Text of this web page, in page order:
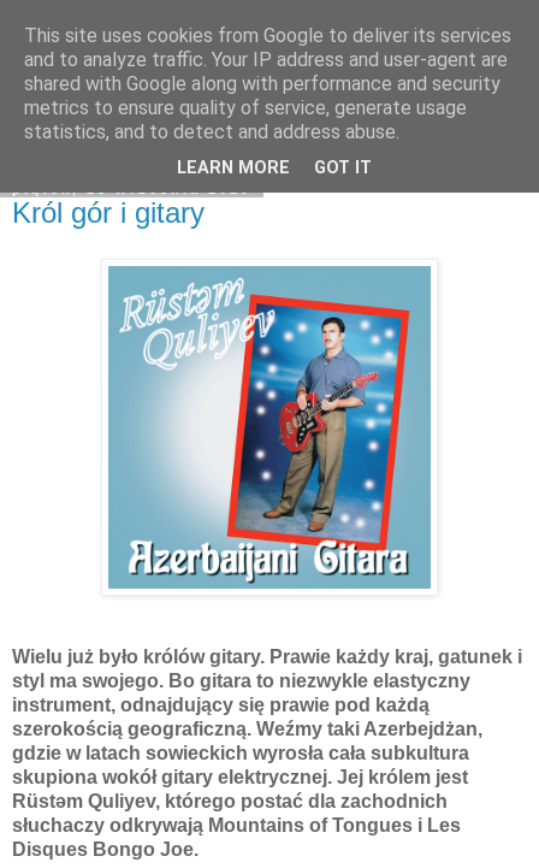
Na obrzeżach
Król gór i gitary
Wielu już było królów gitary. Prawie każdy kraj, gatunek i
styl ma swojego. Bo gitara to niezwykle elastyczny
instrument, odnajdujący się prawie pod każdą
szerokością geograficzną. Weźmy taki Azerbejdżan,
gdzie w latach sowieckich wyrosła cała subkultura
skupiona wokół gitary elektrycznej. Jej królem jest
Rüstəm Quliyev, którego postać dla zachodnich
słuchaczy odkrywają Mountains of Tongues i Les
Disques Bongo Joe.
This site uses cookies from Google to deliver its services
and to analyze traffic. Your IP address and user-agent are
shared with Google along with performance and security
metrics to ensure quality of service, generate usage
statistics, and to detect and address abuse.
LEARN MORE GOT IT